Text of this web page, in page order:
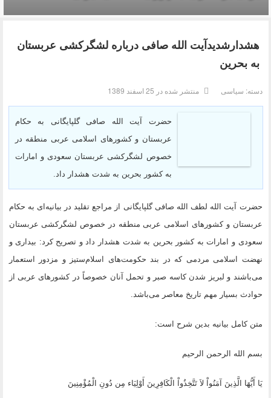
هشدارشدیدآیت الله صافی درباره لشگرکشی عربستان
به بحرین
دسته: سیاسی منتشر شده در 25 اسفند 1389
حضرت آیت الله صافی گلپایگانی به حکام
عربستان و کشورهای اسلامی عربی منطقه در
خصوص لشگرکشی عربستان سعودی و امارات
به کشور بحرین به شدت هشدار داد.
حضرت آیت الله لطف الله صافی گلپایگانی از مراجع تقلید در بیانیه‌ای به حکام
عربستان و کشورهای اسلامی عربی منطقه در خصوص لشگرکشی عربستان
سعودی و امارات به کشور بحرین به شدت هشدار داد و تصریح کرد: بیداری و
نهضت اسلامی مردمی که در بند حکومت‌های اسلام‌ستیز و مزدور استعمار
می‌باشند و لبریز شدن کاسه‌ صبر و تحمل آنان خصوصاً در کشورهای عربی از
حوادث بسیار مهم تاریخ معاصر می‌باشد.
متن کامل بیانیه بدین شرح است:
بسم الله الرحمن الرحیم
یَا أَیُّهَا الَّذِینَ آمَنُواْ لاَ تَتَّخِذُواْ الْکَافِرِینَ أَوْلِیَاء مِن دُونِ الْمُؤْمِنِینَ